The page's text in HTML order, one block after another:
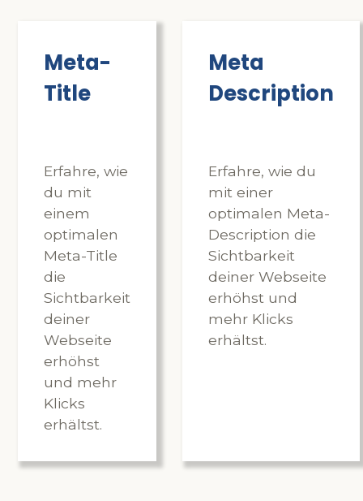
Meta-
Title
Erfahre, wie
du mit
einem
optimalen
Meta-Title
die
Sichtbarkeit
deiner
Webseite
erhöhst
und mehr
Klicks
erhältst.
Meta
Description
Erfahre, wie du
mit einer
optimalen Meta-
Description die
Sichtbarkeit
deiner Webseite
erhöhst und
mehr Klicks
erhältst.